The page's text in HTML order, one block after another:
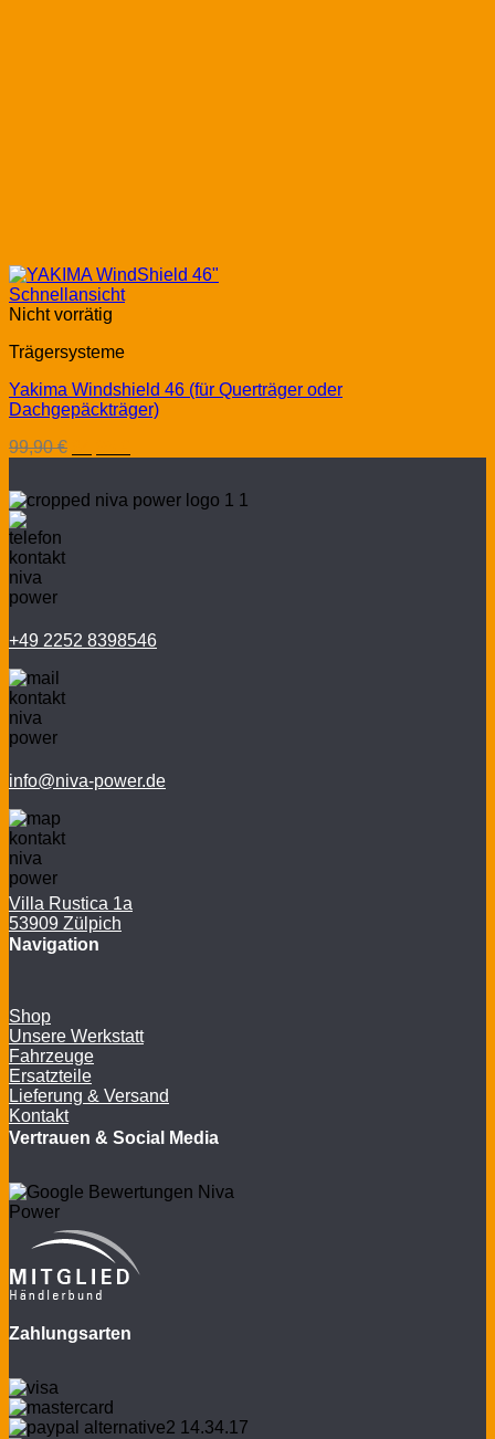
Schnellansicht
Nicht vorrätig
Trägersysteme
Yakima Windshield 46 (für Querträger oder
Dachgepäckträger)
99,90€
99,90 € 84,95 €.
+49 2252 8398546
info@niva-power.de
Villa Rustica 1a
53909 Zülpich
Navigation
Shop
Unsere Werkstatt
Fahrzeuge
Ersatzteile
Lieferung & Versand
Kontakt
Vertrauen & Social Media
Zahlungsarten